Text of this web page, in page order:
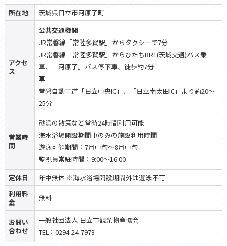
所在地 茨城県日立市河原子町
アクセ
ス
公共交通機関
JR常磐線「常陸多賀駅」からタクシーで7分
JR常磐線「常陸多賀駅」からひたちBRT(茨城交通)バス乗
車、「河原子」バス停下車、徒歩約7分
車
常磐自動車道「日立中央IC」、「日立南太田IC」より約20〜
25分
営業時
間
砂浜の散策など常時24時間利用可能
海水浴場開設期間中のみの施設利用時間
遊泳可能期間：7月中旬〜8月中旬
監視員常駐時間：9:00〜16:00
定休日
年中無休 ※海水浴場開設期間外は遊泳不可
利用料
金
無料
お問い
合わせ
一般社団法人 日立市観光物産協会
TEL：0294-24-7978